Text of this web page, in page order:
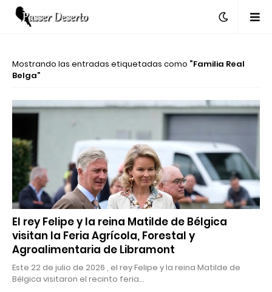
Mostrando las entradas etiquetadas como Familia Real
Belga
El rey Felipe y la reina Matilde de Bélgica
visitan la Feria Agrícola, Forestal y
Agroalimentaria de Libramont
Este 22 de julio de 2026 , el rey Felipe y la reina Matilde de
Bélgica visitaron el recinto feria…